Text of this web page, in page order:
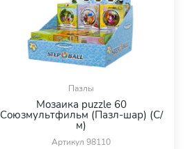
Пазлы
Мозаика puzzle 60
Союзмультфильм (Пазл-шар) (С/
м)
Артикул 98110